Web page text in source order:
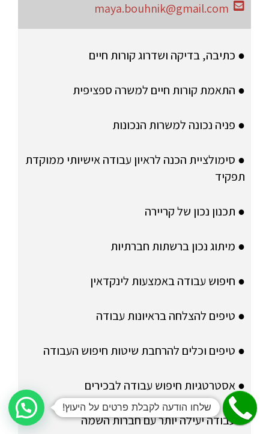
maya.bouhnik@gmail.com
● כתיבה, בדיקה ושדרוג קורות חיים
● התאמת קורות חיים למשרה ספציפית
● פניה נכונה למשרות הנכונות
● סימולציית הכנה לראיון עבודה אישיותי ממוקדת
תפקיד
● תכנון נכון של קריירה
● מיתוג נכון ברשתות חברתיות
● חיפוש עבודה באמצעות לינקדאין
● טיפים להצלחה בראיונות עבודה
● טיפים וכלים להרחבת שיטות חיפוש העבודה
● אסטרטגיות חיפוש עבודה לבכירים
● עבודה יעילה יותר עם חברות השמה
שלחו הודעה לקבלת פרטים על היעוץ!